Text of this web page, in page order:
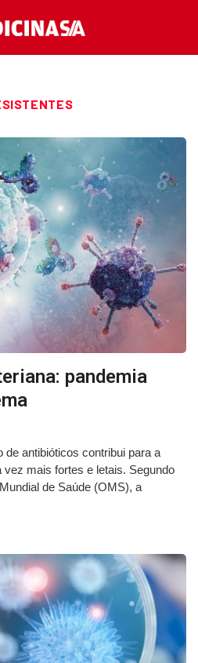
pandemia
antibióticos contribui para a
mais fortes e letais. Segundo
de Saúde (OMS), a